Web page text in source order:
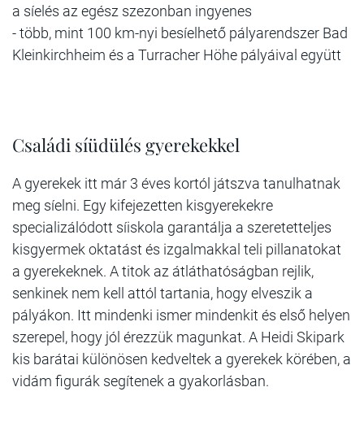
a síelés az egész szezonban ingyenes
- több, mint 100 km-nyi besíelhető pályarendszer Bad
Kleinkirchheim és a Turracher Höhe pályáival együtt
Családi síüdülés gyerekekkel
A gyerekek itt már 3 éves kortól játszva tanulhatnak
meg síelni. Egy kifejezetten kisgyerekekre
specializálódott síiskola garantálja a szeretetteljes
kisgyermek oktatást és izgalmakkal teli pillanatokat
a gyerekeknek. A titok az átláthatóságban rejlik,
senkinek nem kell attól tartania, hogy elveszik a
pályákon. Itt mindenki ismer mindenkit és első helyen
szerepel, hogy jól érezzük magunkat. A Heidi Skipark
kis barátai különösen kedveltek a gyerekek körében, a
vidám figurák segítenek a gyakorlásban.